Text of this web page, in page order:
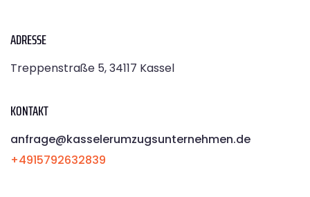
ADRESSE
Treppenstraße 5, 34117 Kassel
KONTAKT
anfrage@kasselerumzugsunternehmen.de
+4915792632839